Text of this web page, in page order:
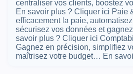
centraliser vos clients, boostez
En savoir plus ? Cliquer ici Paie
efficacement la paie,
sécurisez vos données et
savoir plus ? Cliquer ici
Gagnez en précision, simplifiez
maîtrisez votre budget… En